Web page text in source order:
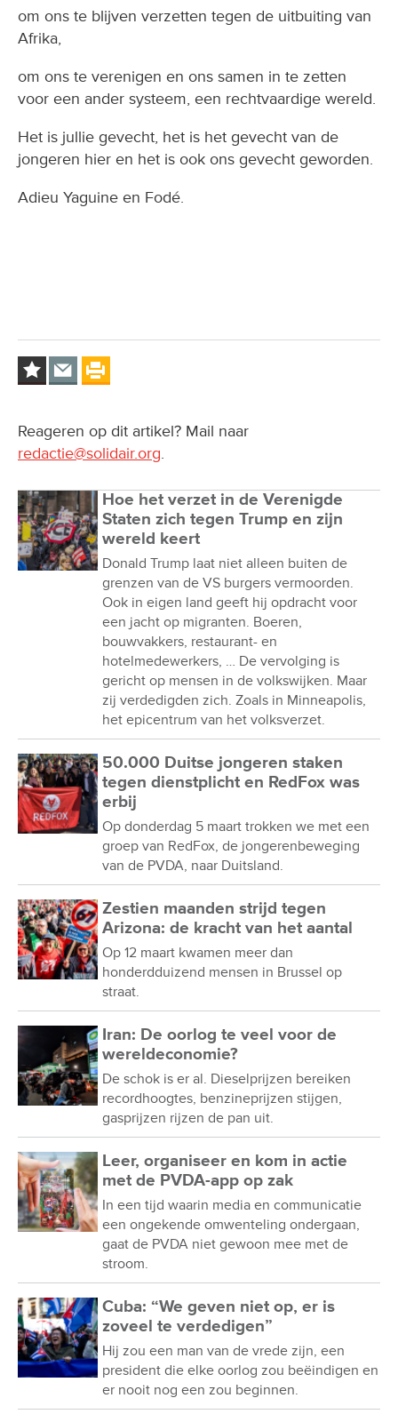
om ons te blijven verzetten tegen de uitbuiting van
Afrika,
om ons te verenigen en ons samen in te zetten
voor een ander systeem, een rechtvaardige wereld.
Het is jullie gevecht, het is het gevecht van de
jongeren hier en het is ook ons gevecht geworden.
Adieu Yaguine en Fodé.
Reageren op dit artikel? Mail naar
redactie@solidair.org.
Hoe het verzet in de Verenigde
Staten zich tegen Trump en zijn
wereld keert
Donald Trump laat niet alleen buiten de
grenzen van de VS burgers vermoorden.
Ook in eigen land geeft hij opdracht voor
een jacht op migranten. Boeren,
bouwvakkers, restaurant- en
hotelmedewerkers, … De vervolging is
gericht op mensen in de volkswijken. Maar
zij verdedigden zich. Zoals in Minneapolis,
het epicentrum van het volksverzet.
50.000 Duitse jongeren staken
tegen dienstplicht en RedFox was
erbij
Op donderdag 5 maart trokken we met een
groep van RedFox, de jongerenbeweging
van de PVDA, naar Duitsland.
Zestien maanden strijd tegen
Arizona: de kracht van het aantal
Op 12 maart kwamen meer dan
honderdduizend mensen in Brussel op
straat.
Iran: De oorlog te veel voor de
wereldeconomie?
De schok is er al. Dieselprijzen bereiken
recordhoogtes, benzineprijzen stijgen,
gasprijzen rijzen de pan uit.
Leer, organiseer en kom in actie
met de PVDA-app op zak
In een tijd waarin media en communicatie
een ongekende omwenteling ondergaan,
gaat de PVDA niet gewoon mee met de
stroom.
Cuba: “We geven niet op, er is
zoveel te verdedigen”
Hij zou een man van de vrede zijn, een
president die elke oorlog zou beëindigen en
er nooit nog een zou beginnen.